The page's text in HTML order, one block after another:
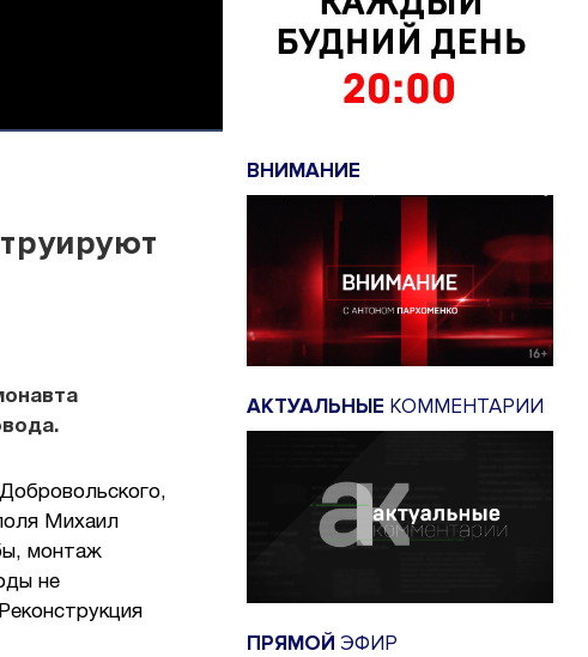
Михаил
монтаж
не
ВНИМАНИЕ
АКТУАЛЬНЫЕ КОММЕНТАРИИ
ПРЯМОЙ ЭФИР